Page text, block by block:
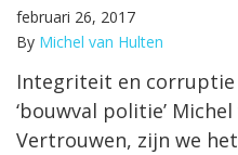
februari 26, 2017
By Michel van Hulten
Integriteit en
‘bouwval politie’
Vertrouwen, zijn we